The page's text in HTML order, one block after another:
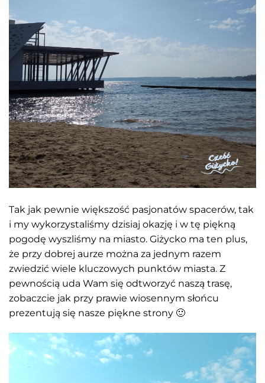
Tak jak pewnie większość pasjonatów spacerów, tak
i my wykorzystaliśmy dzisiaj okazję i w tę piękną
pogodę wyszliśmy na miasto. Giżycko ma ten plus,
że przy dobrej aurze można za jednym razem
zwiedzić wiele kluczowych punktów miasta. Z
pewnością uda Wam się odtworzyć naszą trasę,
zobaczcie jak przy prawie wiosennym słońcu
prezentują się nasze piękne strony 🙂